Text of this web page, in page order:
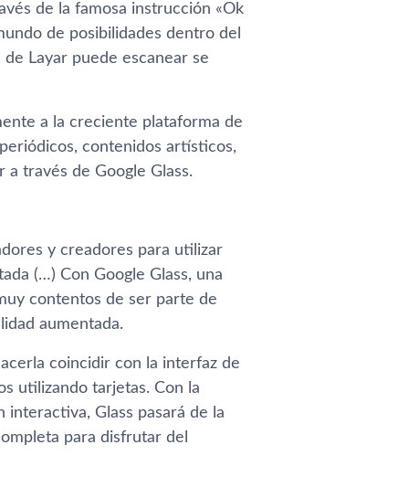
de la famosa instrucción «Ok
de posibilidades dentro del
Layar puede escanear se
a la creciente plataforma de
contenidos artí­sticos,
través de Google Glass.
y creadores para utilizar
(…) Con Google Glass, una
contentos de ser parte de
aumentada.
coincidir con la interfaz de
utilizando tarjetas. Con la
Glass pasará de la
para disfrutar del